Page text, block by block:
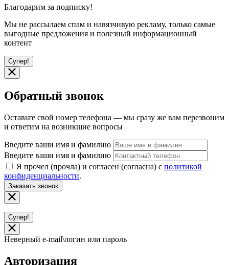
Благодарим за подписку!
Мы не рассылаем спам и навязчивую рекламу, только самые
выгодные предложения и полезный информационный
контент
Супер!
Обратный звонок
Оставьте свой номер телефона — мы сразу же вам перезвоним
и ответим на возникшие вопросы
Введите ваши имя и фамилию
Введите ваши имя и фамилию
Я прочел (прочла) и согласен (согласна) с политикой
конфиденциальности.
Заказать звонок
Супер!
Неверный e-mail\логин или пароль
Авторизация